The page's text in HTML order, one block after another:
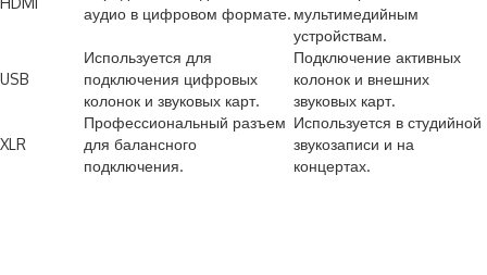
аудио в цифровом формате. мультимедийным
устройствам.
USB
Используется для
подключения цифровых
колонок и звуковых карт.
Подключение активных
колонок и внешних
звуковых карт.
XLR
Профессиональный разъем
для балансного
подключения.
Используется в студийной
звукозаписи и на
концертах.